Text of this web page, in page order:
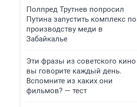
Полпред Трутнев попросил
Путина запустить комплекс по
производству меди в
Забайкалье
Эти фразы из советского кино
вы говорите каждый день.
Вспомните из каких они
фильмов? — тест